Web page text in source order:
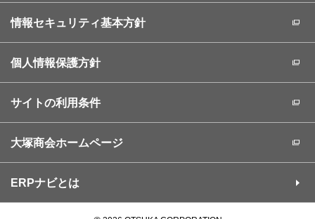
情報セキュリティ基本方針
個人情報保護方針
サイトの利用条件
大塚商会ホームページ
ERPナビとは